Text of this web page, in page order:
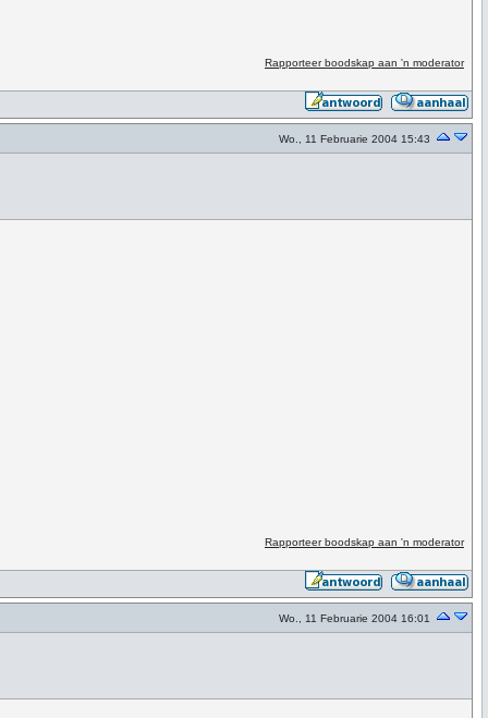
Rapporteer boodskap aan 'n moderator
Wo., 11 Februarie 2004 15:43
Rapporteer boodskap aan 'n moderator
Wo., 11 Februarie 2004 16:01